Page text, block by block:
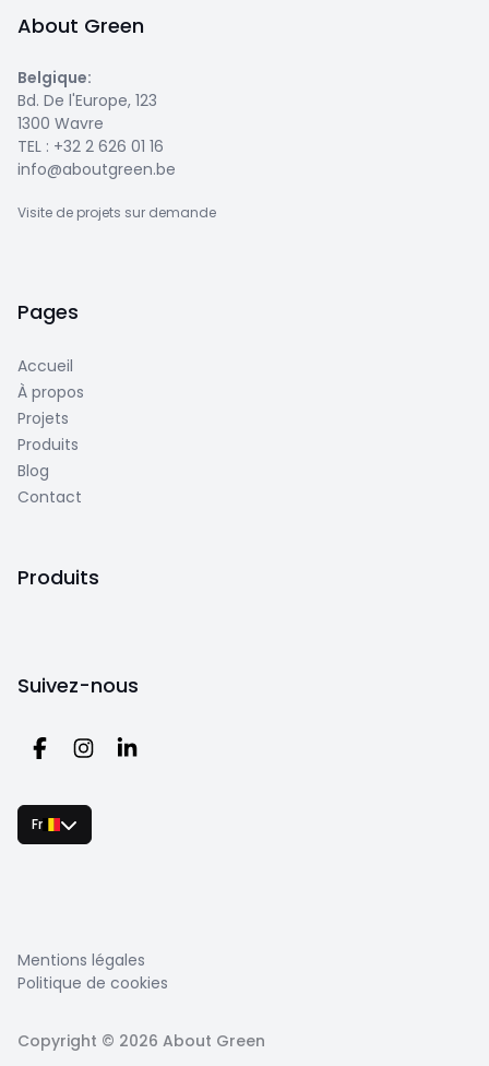
About Green
Belgique:
Bd. De l'Europe, 123
1300 Wavre
TEL : +32 2 626 01 16
info@aboutgreen.be
Visite de projets sur demande
Pages
Accueil
À propos
Projets
Produits
Blog
Contact
Produits
Suivez-nous
Fr
Mentions légales
Politique de cookies
Copyright © 2026 About Green